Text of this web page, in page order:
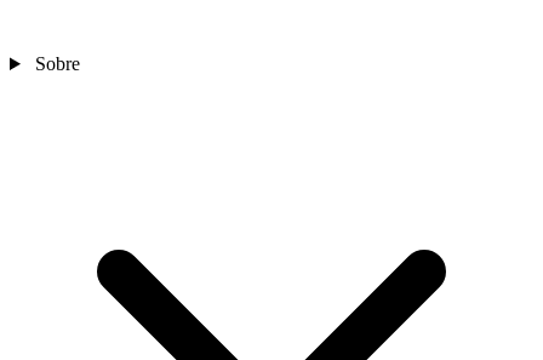
Sobre